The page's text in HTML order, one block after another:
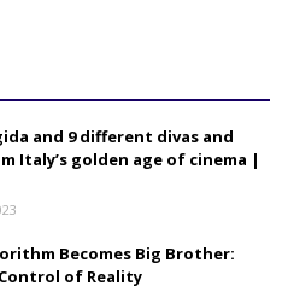
and 9 different divas and
Italy’s golden age of cinema |
Becomes Big Brother:
of Reality